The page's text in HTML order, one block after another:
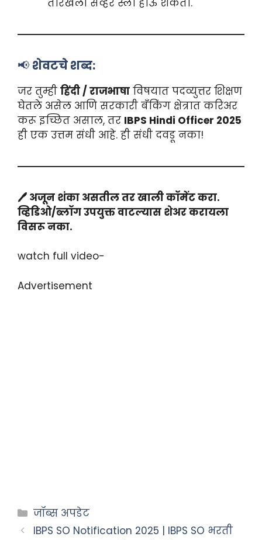
📢 शेवटचे शब्द:
जर तुम्ही हिंदी / राजभाषा विषयात पदव्युत्तर शिक्षण
घेतले असेल आणि सरकारी बँकिंग क्षेत्रात करिअर
करू इच्छित असाल, तर IBPS Hindi Officer 2025
ही एक उत्तम संधी आहे. ही संधी दवडू नका!
🖊️ अजून शंका असतील तर खाली कॉमेंट करा.
व्हिडिओ/ब्लॉग उपयुक्त वाटल्यास शेअर करायला
विसरू नका.
watch full video-
Advertisement
जॉब्स अपडेट
IBPS SO Notification 2025 | IBPS SO भरती